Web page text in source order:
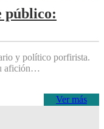
público:
y político porfirista.
afición…
Ver más